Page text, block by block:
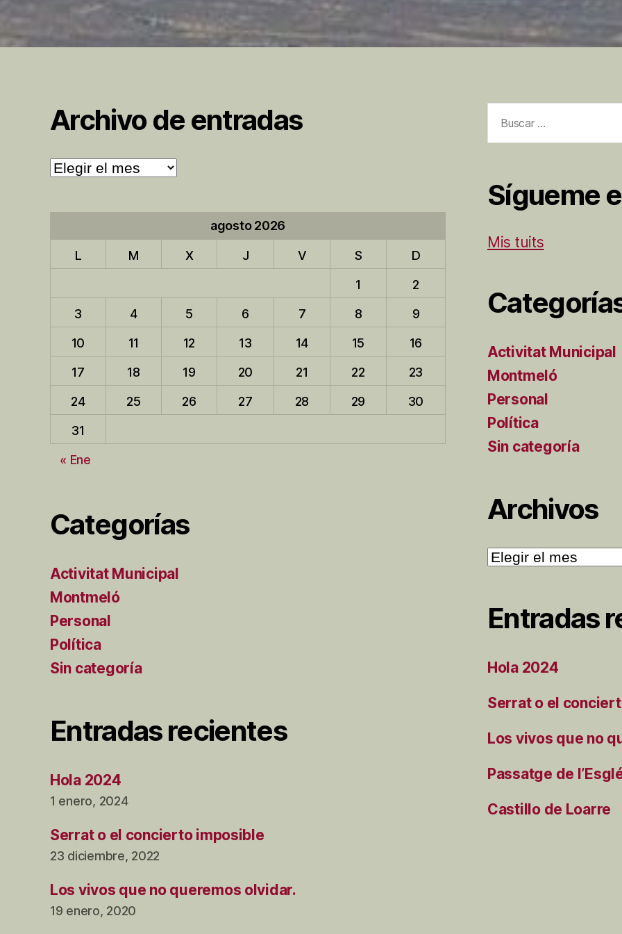
Archivo de entradas
Archivo
de
agosto 2026
L M X J V S
D
1
2
3
4 5 6 7 8
9
10
11 12 13 14 15
16
17
18 19 20 21 22
23
24
25 26 27 28 29
30
31
« Ene
Categorías
Activitat Municipal
Montmeló
Personal
Política
Sin categoría
Entradas recientes
Hola 2024
1 enero, 2024
Serrat o el concierto imposible
23 diciembre, 2022
Los vivos que no queremos olvidar.
19 enero, 2020
Sígueme
Mis tuits
Activitat Municipal
Montmeló
Personal
Política
Sin categoría
Archivos
Archivos
Entradas
Hola 2024
Serrat o el
Los vivos que no
Passatge de
Castillo de Loarre